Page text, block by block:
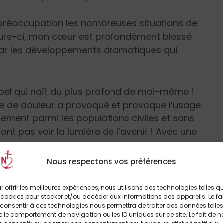
Nous respectons vos préférences
offrir les meilleures expériences, nous utilisons des technologies telles
pour stocker et/ou accéder aux informations des appareils. Le
à ces technologies nous permettra de traiter des données telles
le comportement de navigation ou les ID uniques sur ce site. Le fait de
les nombreuses situations de
ci, mon cœur est profondément blessé
les développements dramatiques qui
qui naît du plus profond de moi-même !
douleur a provoqué et provoque l’usage
parmi les populations civiles et sans
pas voir la lumière de l’avenir ! Avec une
armes chimiques ! Je vous dis que j’ai
les terribles images de ces derniers
et aussi un jugement de l’histoire,
jamais l’usage de la violence qui conduit
appelle la violence !